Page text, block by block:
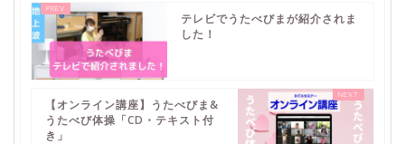
テレビでうたべびまが紹介されま
した！
【オンライン講座】うたべびま&
うたべび体操「CD・テキスト付
き」